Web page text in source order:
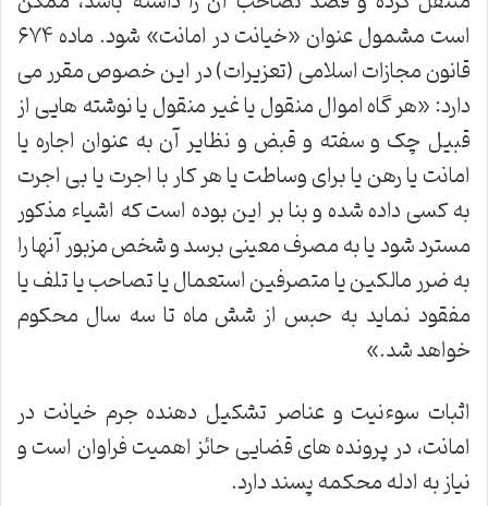
است مشمول عنوان «خیانت در امانت» شود. ماده ۶۷۴
قانون مجازات اسلامی (تعزیرات) در این خصوص مقرر می
دارد: «هر گاه اموال منقول یا غیر منقول یا نوشته هایی از
قبیل چک و سفته و قبض و نظایر آن به عنوان اجاره یا
امانت یا رهن یا برای وساطت یا هر کار با اجرت یا بی اجرت
به کسی داده شده و بنا بر این بوده است که اشیاء مذکور
مسترد شود یا به مصرف معینی برسد و شخص مزبور آنها را
به ضرر مالکین یا متصرفین استعمال یا تصاحب یا تلف یا
مفقود نماید به حبس از شش ماه تا سه سال محکوم
خواهد شد.»
اثبات سوءنیت و عناصر تشکیل دهنده جرم خیانت در
امانت، در پرونده های قضایی حائز اهمیت فراوان است و
نیاز به ادله محکمه پسند دارد.